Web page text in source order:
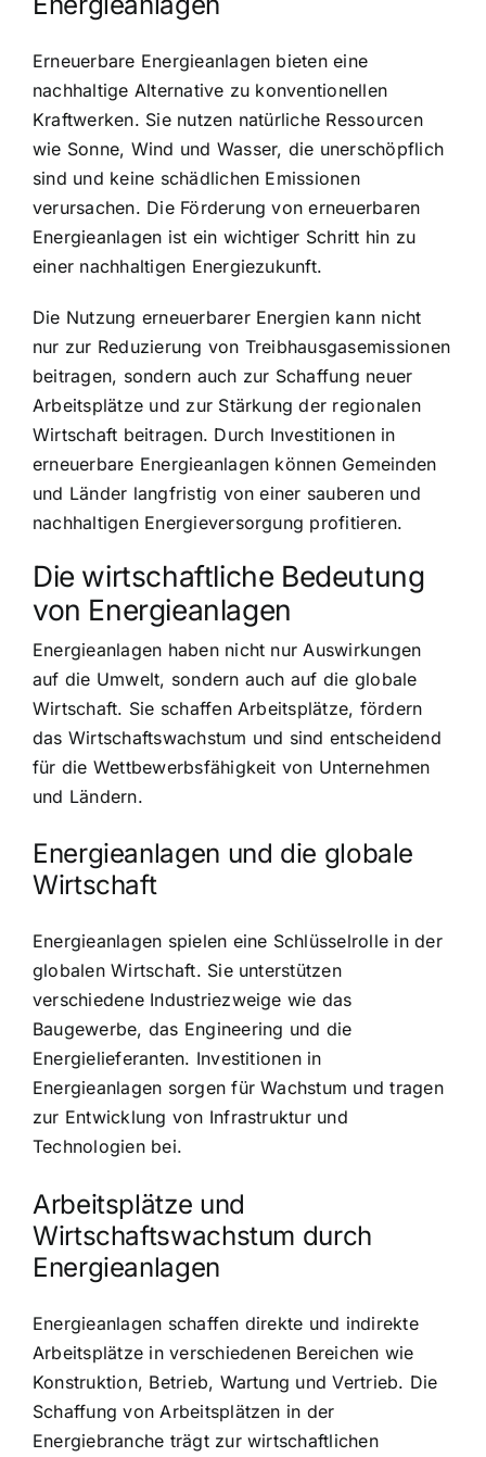
Erneuerbare Energieanlagen bieten eine
nachhaltige Alternative zu konventionellen
Kraftwerken. Sie nutzen natürliche Ressourcen
wie Sonne, Wind und Wasser, die unerschöpflich
sind und keine schädlichen Emissionen
verursachen. Die Förderung von erneuerbaren
Energieanlagen ist ein wichtiger Schritt hin zu
einer nachhaltigen Energiezukunft.
Die Nutzung erneuerbarer Energien kann nicht
nur zur Reduzierung von Treibhausgasemissionen
beitragen, sondern auch zur Schaffung neuer
Arbeitsplätze und zur Stärkung der regionalen
Wirtschaft beitragen. Durch Investitionen in
erneuerbare Energieanlagen können Gemeinden
und Länder langfristig von einer sauberen und
nachhaltigen Energieversorgung profitieren.
Die wirtschaftliche Bedeutung
von Energieanlagen
Energieanlagen haben nicht nur Auswirkungen
auf die Umwelt, sondern auch auf die globale
Wirtschaft. Sie schaffen Arbeitsplätze, fördern
das Wirtschaftswachstum und sind entscheidend
für die Wettbewerbsfähigkeit von Unternehmen
und Ländern.
Energieanlagen und die globale
Wirtschaft
Energieanlagen spielen eine Schlüsselrolle in der
globalen Wirtschaft. Sie unterstützen
verschiedene Industriezweige wie das
Baugewerbe, das Engineering und die
Energielieferanten. Investitionen in
Energieanlagen sorgen für Wachstum und tragen
zur Entwicklung von Infrastruktur und
Technologien bei.
Arbeitsplätze und
Wirtschaftswachstum durch
Energieanlagen
Energieanlagen schaffen direkte und indirekte
Arbeitsplätze in verschiedenen Bereichen wie
Konstruktion, Betrieb, Wartung und Vertrieb. Die
Schaffung von Arbeitsplätzen in der
Energiebranche trägt zur wirtschaftlichen